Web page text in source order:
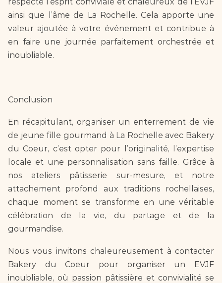
ainsi que l’âme de La Rochelle. Cela apporte une
valeur ajoutée à votre événement et contribue à
en faire une journée parfaitement orchestrée et
inoubliable.
Conclusion
En récapitulant, organiser un enterrement de vie
de jeune fille gourmand à La Rochelle avec Bakery
du Coeur, c’est opter pour l’originalité, l’expertise
locale et une personnalisation sans faille. Grâce à
nos ateliers pâtisserie sur-mesure, et notre
attachement profond aux traditions rochellaises,
chaque moment se transforme en une véritable
célébration de la vie, du partage et de la
gourmandise.
Nous vous invitons chaleureusement à contacter
Bakery du Coeur pour organiser un EVJF
inoubliable, où passion pâtissière et convivialité se